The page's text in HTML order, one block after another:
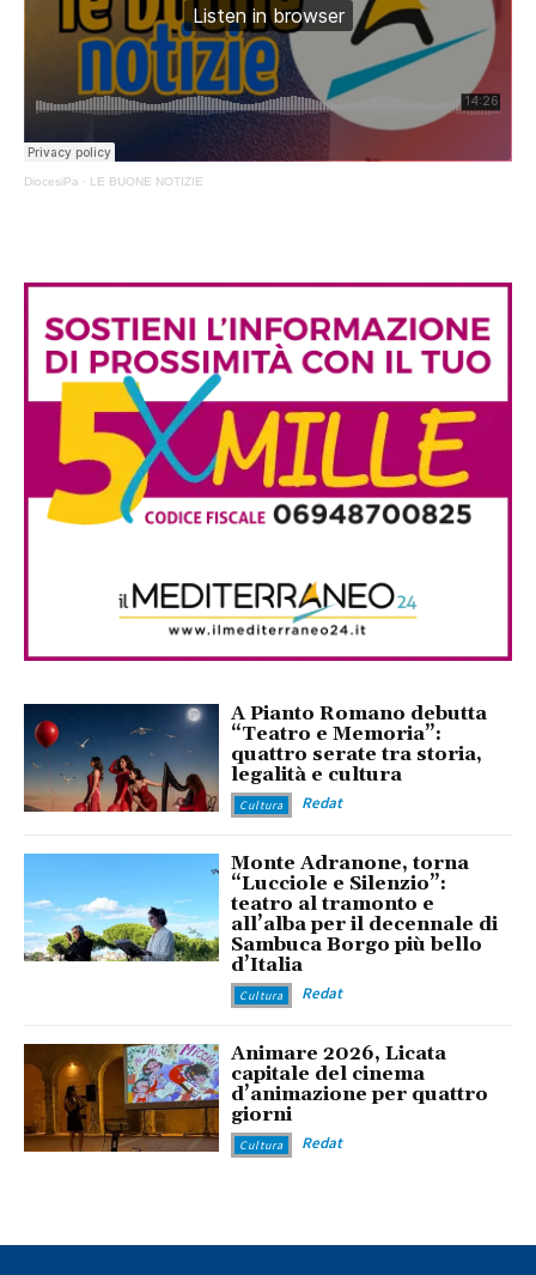
DiocesiPa · LE BUONE NOTIZIE
A Pianto Romano debutta
“Teatro e Memoria”:
quattro serate tra storia,
legalità e cultura
Cultura Redat
Monte Adranone, torna
“Lucciole e Silenzio”:
teatro al tramonto e
all’alba per il decennale di
Sambuca Borgo più bello
d’Italia
Cultura Redat
Animare 2026, Licata
capitale del cinema
d’animazione per quattro
giorni
Cultura Redat